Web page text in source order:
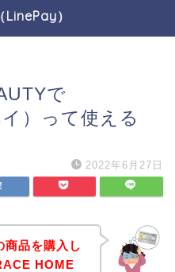
）
で
）って使える
2022年6月27日
品を購入し
HOME